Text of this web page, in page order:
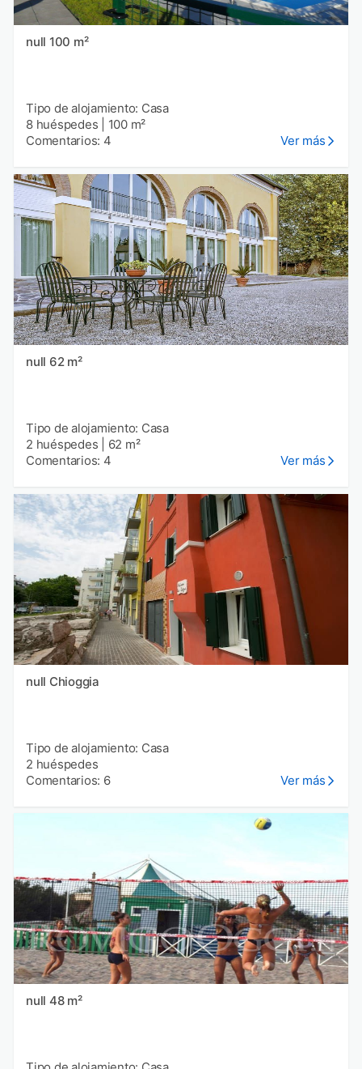
null 100 m²
Tipo de alojamiento: Casa
8 huéspedes
100 m²
Comentarios: 4
Ver más
null 62 m²
Tipo de alojamiento: Casa
2 huéspedes
62 m²
Comentarios: 4
Ver más
null Chioggia
Tipo de alojamiento: Casa
2 huéspedes
Comentarios: 6
Ver más
null 48 m²